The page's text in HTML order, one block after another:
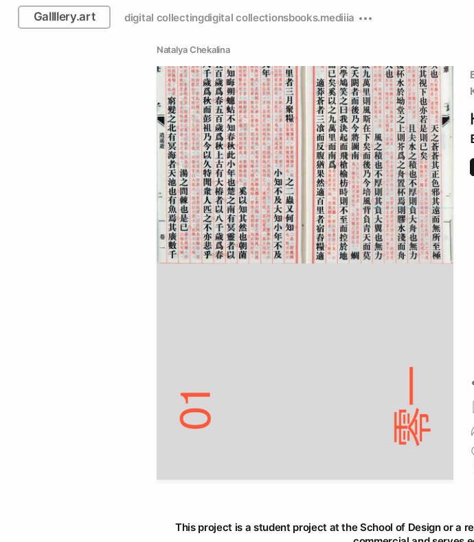
Gallllery.art digital collectingdigital collectionsbooks.mediiia
Natalya Chekalina
This project is a student project at the School of Design or a